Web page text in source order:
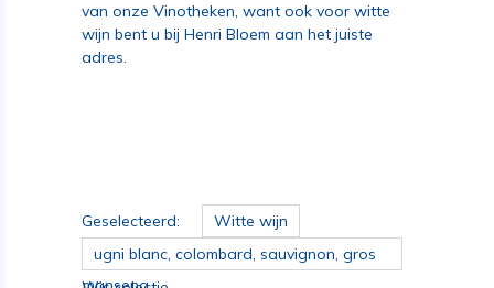
van onze Vinotheken, want ook voor witte
wijn bent u bij Henri Bloem aan het juiste
adres.
Geselecteerd:
Witte wijn
ugni blanc, colombard, sauvignon, gros